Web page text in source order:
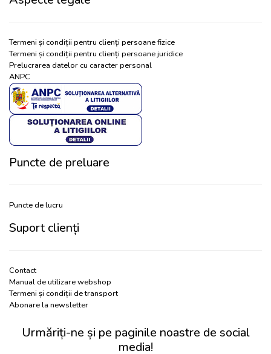
Termeni și condiții pentru clienți persoane fizice
Termeni și condiții pentru clienți persoane juridice
Prelucrarea datelor cu caracter personal
ANPC
Puncte de preluare
Puncte de lucru
Suport clienți
Contact
Manual de utilizare webshop
Termeni și condiții de transport
Abonare la newsletter
Urmăriți-ne și pe paginile noastre de social
media!